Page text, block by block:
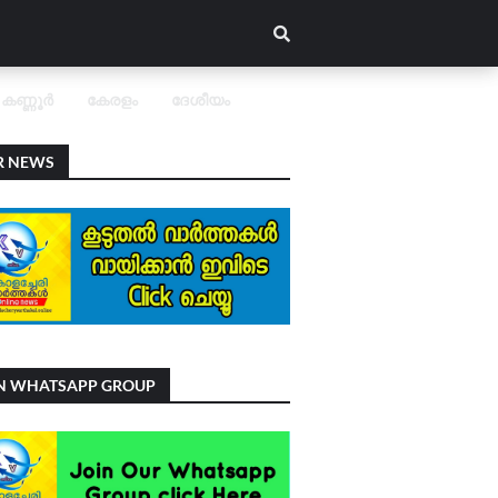
കണ്ണൂർ കേരളം ദേശീയം
NEWS
WHATSAPP GROUP